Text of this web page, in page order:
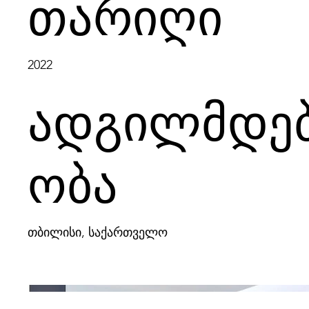
თარიღი
2022
ობა
თბილისი, საქართველო